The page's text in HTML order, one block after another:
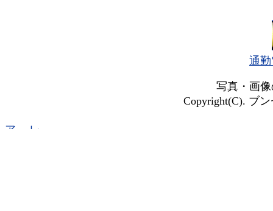
通
写真・画
Copyright(C). ブ